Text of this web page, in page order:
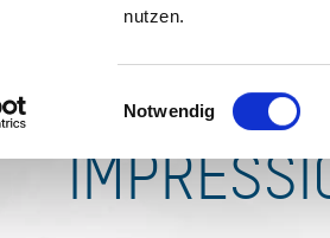
nutzen.
Einwilligungsauswahl
Notwendig